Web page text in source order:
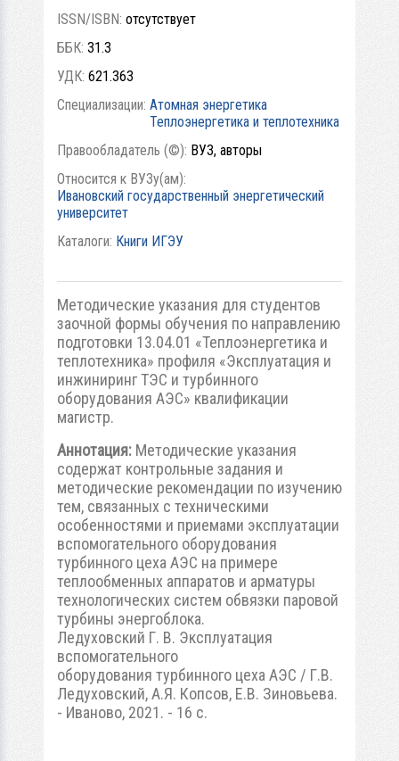
ISSN/ISBN: отсутствует
ББК: 31.3
УДК: 621.363
Специализации: Атомная энергетика
Теплоэнергетика и теплотехника
Правообладатель (©): ВУЗ, авторы
Относится к ВУЗу(ам):
Ивановский государственный энергетический
университет
Каталоги: Книги ИГЭУ
Методические указания для студентов
заочной формы обучения по направлению
подготовки 13.04.01 «Теплоэнергетика и
теплотехника» профиля «Эксплуатация и
инжиниринг ТЭС и турбинного
оборудования АЭС» квалификации
магистр.
Аннотация: Методические указания
содержат контрольные задания и
методические рекомендации по изучению
тем, связанных с техническими
особенностями и приемами эксплуатации
вспомогательного оборудования
турбинного цеха АЭС на примере
теплообменных аппаратов и арматуры
технологических систем обвязки паровой
турбины энергоблока.
Ледуховский Г. В. Эксплуатация
вспомогательного
оборудования турбинного цеха АЭС / Г.В.
Ледуховский, А.Я. Копсов, Е.В. Зиновьева.
- Иваново, 2021. - 16 с.